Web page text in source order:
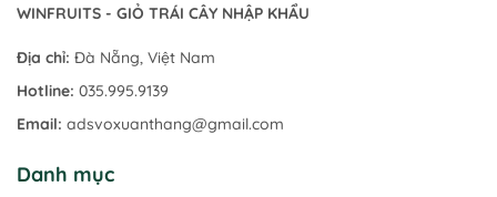
WINFRUITS - GIỎ TRÁI CÂY NHẬP KHẨU
Địa chỉ: Đà Nẵng, Việt Nam
Hotline: 035.995.9139
Email: adsvoxuanthang@gmail.com
Danh mục